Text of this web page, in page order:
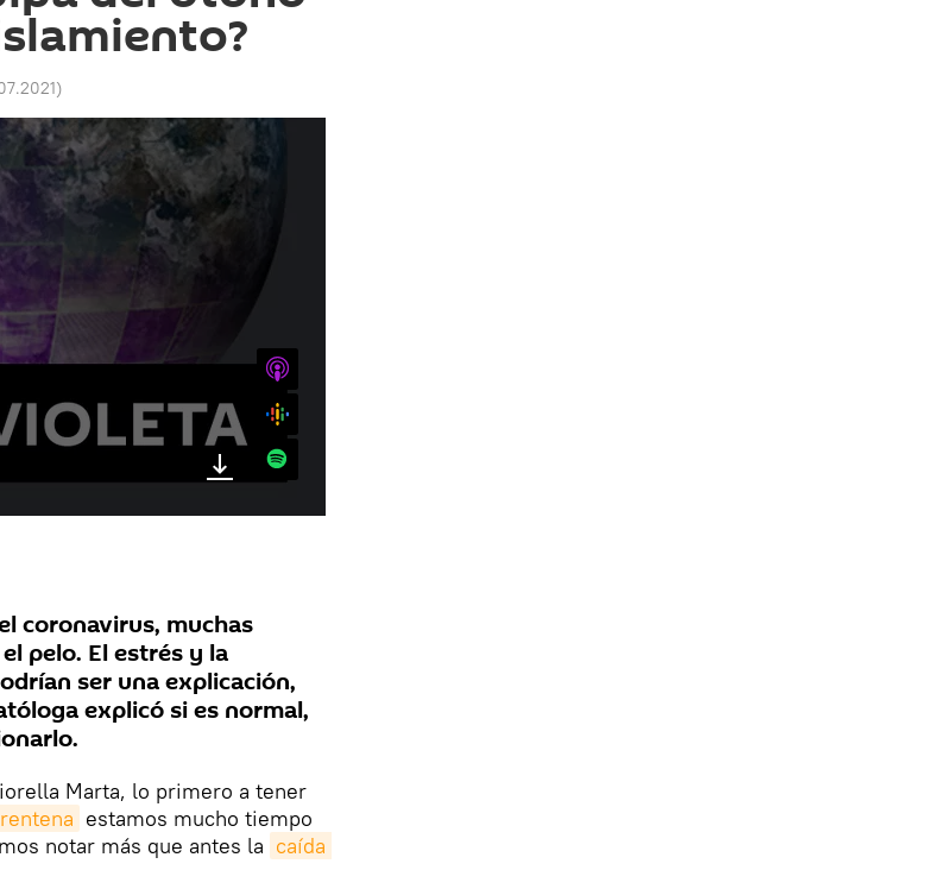
)
iTunes
Google
Spotify
coronavirus, muchas
pelo. El estrés y la
ser una explicación,
explicó si es normal,
Marta, lo primero a tener
estamos mucho tiempo
notar más que antes la caída